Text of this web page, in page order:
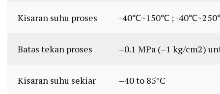
Kisaran suhu proses -40℃~150℃ ; -
Batas tekan proses –0.1 MPa (–1 kg/cm2)
Kisaran suhu sekiar –40 to 85°C